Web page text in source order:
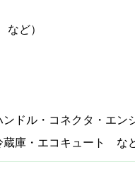
ど）
ンドル・コネクタ・エ
蔵庫・エコキュート な